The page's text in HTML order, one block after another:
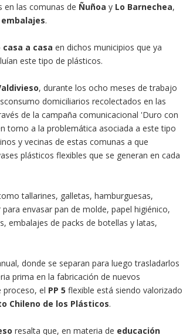
en las comunas de Ñuñoa y Lo Barnechea,
.
a casa en dichos municipios que ya
este tipo de plásticos.
, durante los ocho meses de trabajo
domiciliarios recolectados en las
de la campaña comunicacional 'Duro con
torno a la problemática asociada a este tipo
y vecinas de estas comunas a que
plásticos flexibles que se generan en cada
tallarines, galletas, hamburguesas,
envasar pan de molde, papel higiénico,
embalajes de packs de botellas y latas,
donde se separan para luego trasladarlos
prima en la fabricación de nuevos
proceso, el PP 5 flexible está siendo valorizado
Chileno de los Plásticos.
resalta que, en materia de educación